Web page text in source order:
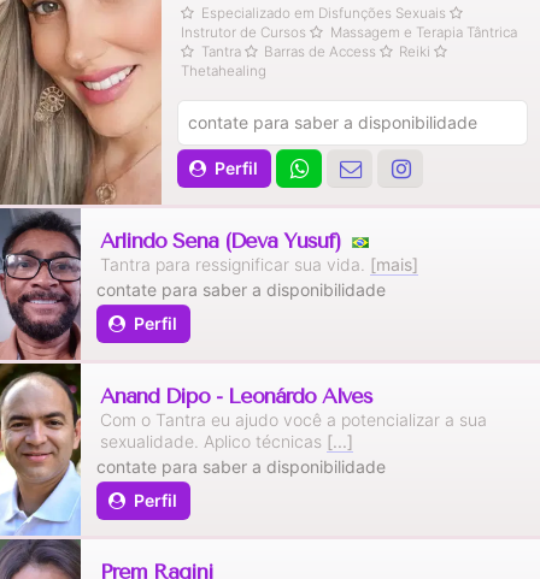
Especializado em Disfunções Sexuais
Instrutor de Cursos
Massagem e Terapia Tântrica
Tantra
Barras de Access
Reiki
Thetahealing
Perfil
contate para saber a disponibilidade
Arlindo Sena (Deva Yusuf)
Tantra para ressignificar sua vida. [mais]
Perfil
contate para saber a disponibilidade
Anand Dipo - Leonárdo Alves
Com o Tantra eu ajudo você a potencializar a sua
sexualidade. Aplico técnicas [...]
Perfil
contate para saber a disponibilidade
Prem Ragini